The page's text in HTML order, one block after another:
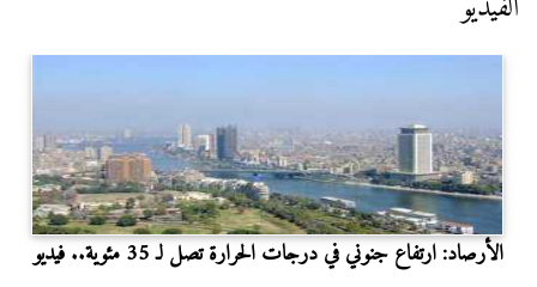
الأرصاد: ارتفاع جنوني في درجات الحرارة تصل لـ 35 مئوية.. فيديو